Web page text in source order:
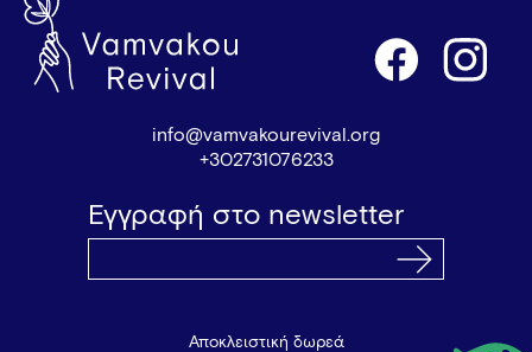
info@vamvakourevival.org
+302731076233
Εγγραφή στο newsletter
Αποκλειστική δωρεά